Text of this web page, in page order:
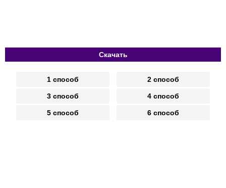
Скачать
1 способ 2 способ
3 способ 4 способ
5 способ 6 способ